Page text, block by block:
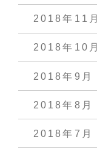
2018年11月
2018年10月
2018年9月
2018年8月
2018年7月